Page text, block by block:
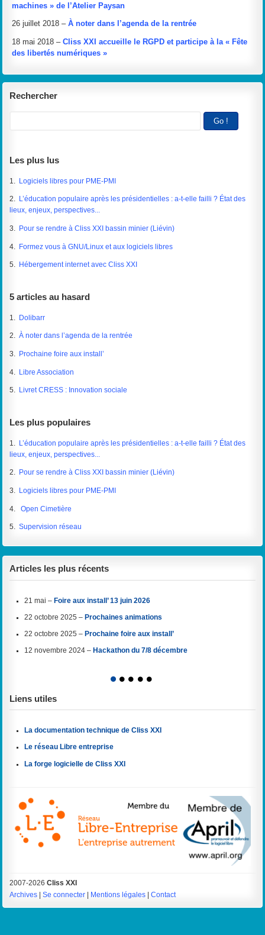
machines » de l’Atelier Paysan
26 juillet 2018 –À noter dans l’agenda de la rentrée
18 mai 2018 –Cliss XXI accueille le RGPD et participe à la « Fête
des libertés numériques »
Rechercher
Les plus lus
1. Logiciels libres pour PME-PMI
2.
L’éducation populaire après les présidentielles : a-t-elle failli ? État des
lieux, enjeux, perspectives...
3. Pour se rendre à Cliss XXI bassin minier (Liévin)
4. Formez vous à GNU/Linux et aux logiciels libres
5. Hébergement internet avec Cliss XXI
5 articles au hasard
1. Dolibarr
2.À noter dans l’agenda de la rentrée
3. Prochaine foire aux install’
4. Libre Association
5. Livret CRESS : Innovation sociale
Les plus populaires
1.
L’éducation populaire après les présidentielles : a-t-elle failli ? État des
lieux, enjeux, perspectives...
2. Pour se rendre à Cliss XXI bassin minier (Liévin)
3. Logiciels libres pour PME-PMI
4. Open Cimetière
5.Supervision réseau
Articles les plus récents
21 mai – Foire aux install’ 13 juin 2026
22 octobre 2025 – Prochaines animations
22 octobre 2025 – Prochaine foire aux install’
12 novembre 2024 – Hackathon du 7/8 décembre
1 2 3 4 5
Liens utiles
La documentation technique de Cliss XXI
Le réseau Libre entreprise
La forge logicielle de Cliss XXI
2007-2026Cliss XXI
Archives |Se connecter Mentions légales |Contact